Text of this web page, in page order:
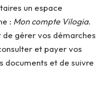
un espace
: Mon compte Vilogia.
gérer vos démarches
et payer vos
documents et de suivre